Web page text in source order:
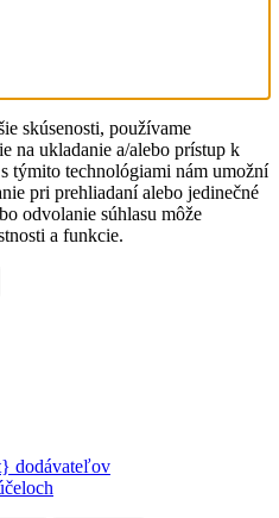
skúsenosti, používame
na ukladanie a/alebo prístup k
týmito technológiami nám umožní
pri prehliadaní alebo jedinečné
odvolanie súhlasu môže
a funkcie.
dodávateľov